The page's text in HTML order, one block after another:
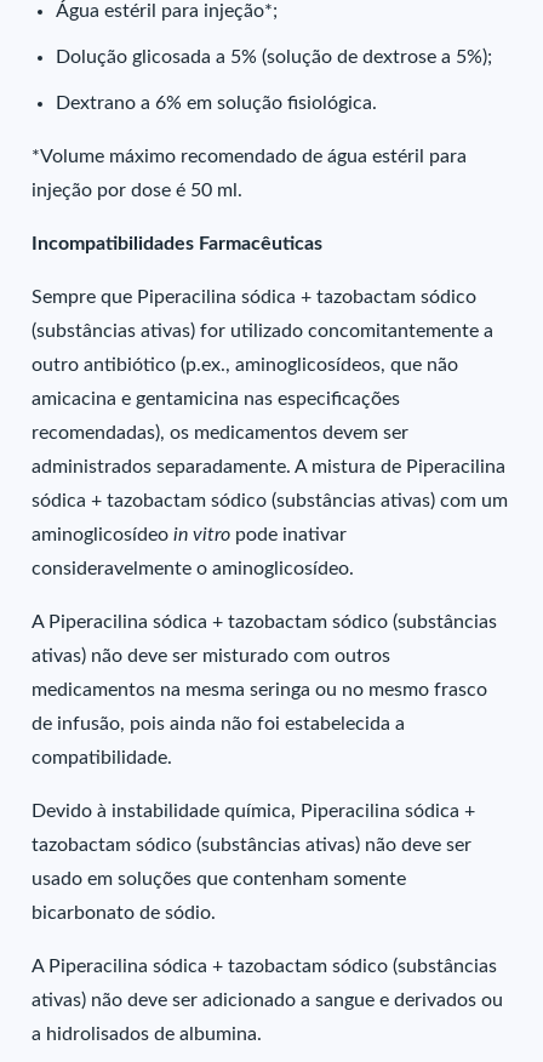
Água estéril para injeção*;
Dolução glicosada a 5% (solução de dextrose a 5%);
Dextrano a 6% em solução fisiológica.
*Volume máximo recomendado de água estéril para
injeção por dose é 50 ml.
Incompatibilidades Farmacêuticas
Sempre que Piperacilina sódica + tazobactam sódico
(substâncias ativas) for utilizado concomitantemente a
outro antibiótico (p.ex., aminoglicosídeos, que não
amicacina e gentamicina nas especificações
recomendadas), os medicamentos devem ser
administrados separadamente. A mistura de Piperacilina
sódica + tazobactam sódico (substâncias ativas) com um
aminoglicosídeoin vitro pode inativar
consideravelmente o aminoglicosídeo.
A Piperacilina sódica + tazobactam sódico (substâncias
ativas) não deve ser misturado com outros
medicamentos na mesma seringa ou no mesmo frasco
de infusão, pois ainda não foi estabelecida a
compatibilidade.
Devido à instabilidade química, Piperacilina sódica +
tazobactam sódico (substâncias ativas) não deve ser
usado em soluções que contenham somente
bicarbonato de sódio.
A Piperacilina sódica + tazobactam sódico (substâncias
ativas) não deve ser adicionado a sangue e derivados ou
a hidrolisados de albumina.